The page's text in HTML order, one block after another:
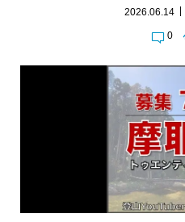
2026.06.14
0